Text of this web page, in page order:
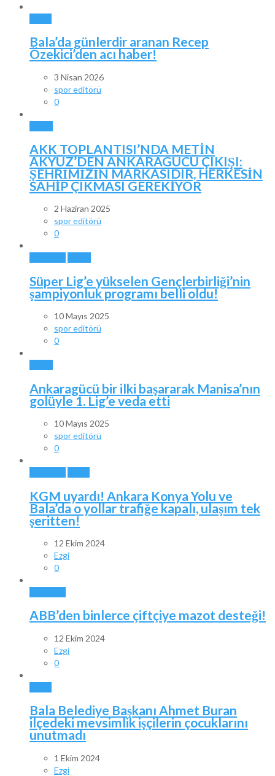
Bala’da günlerdir aranan Recep
Özekici’den acı haber!
3 Nisan 2026
spor editörü
0
AKK TOPLANTISI’NDA METİN
AKYÜZ’DEN ANKARAGÜCÜ ÇIKIŞI:
ŞEHRİMİZİN MARKASIDIR, HERKESİN
SAHİP ÇIKMASI GEREKİYOR
2 Haziran 2025
spor editörü
0
Süper Lig’e yükselen Gençlerbirliği’nin
şampiyonluk programı belli oldu!
10 Mayıs 2025
spor editörü
0
Ankaragücü bir ilki başararak Manisa’nın
golüyle 1. Lig’e veda etti
10 Mayıs 2025
spor editörü
0
KGM uyardı! Ankara Konya Yolu ve
Bala’da o yollar trafiğe kapalı, ulaşım tek
şeritten!
12 Ekim 2024
Ezgi
0
ABB’den binlerce çiftçiye mazot desteği!
12 Ekim 2024
Ezgi
0
Bala Belediye Başkanı Ahmet Buran
ilçedeki mevsimlik işçilerin çocuklarını
unutmadı
1 Ekim 2024
Ezgi